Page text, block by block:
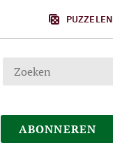
PUZZELEN
ABONNEREN